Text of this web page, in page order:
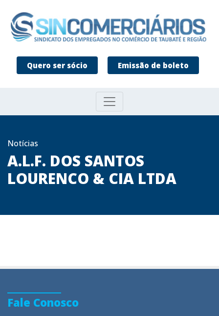
Quero ser sócio Emissão de boleto
Notícias
A.L.F. DOS SANTOS
LOURENCO & CIA LTDA
Fale Conosco